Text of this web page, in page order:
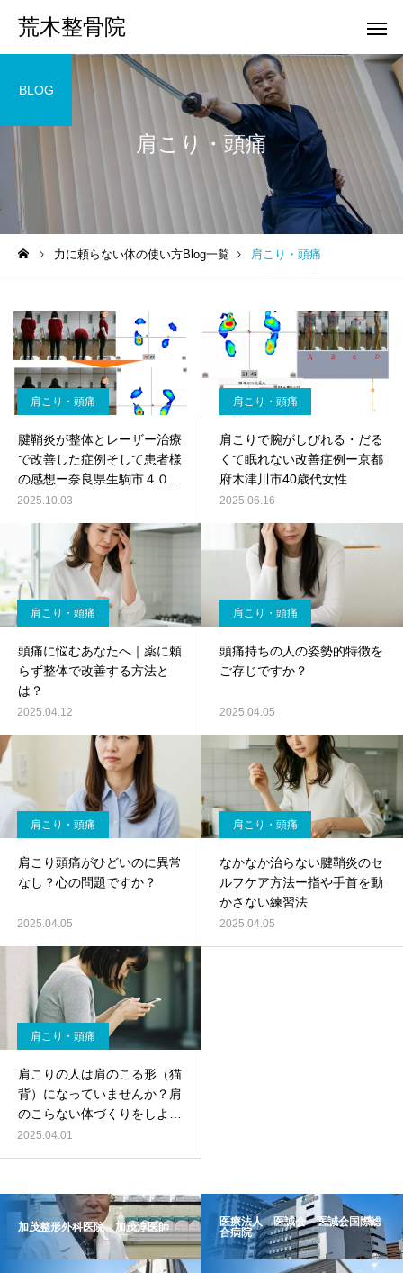
荒木整骨院
肩こり・頭痛
BLOG
力に頼らない体の使い方Blog一覧 肩こり・頭痛
肩こり・頭痛
腱鞘炎が整体とレーザー治療
で改善した症例そして患者様
の感想ー奈良県生駒市４０歳
代女性
2025.10.03
肩こり・頭痛
肩こりで腕がしびれる・だる
くて眠れない改善症例ー京都
府木津川市40歳代女性
2025.06.16
肩こり・頭痛
頭痛に悩むあなたへ｜薬に頼
らず整体で改善する方法と
は？
2025.04.12
肩こり・頭痛
頭痛持ちの人の姿勢的特徴を
ご存じですか？
2025.04.05
肩こり・頭痛
肩こり頭痛がひどいのに異常
なし？心の問題ですか？
2025.04.05
肩こり・頭痛
なかなか治らない腱鞘炎のセ
ルフケア方法ー指や手首を動
かさない練習法
2025.04.05
肩こり・頭痛
肩こりの人は肩のこる形（猫
背）になっていませんか？肩
のこらない体づくりをしよ
う！
2025.04.01
加茂整形外科医院 加茂淳医師
医療法人 医誠会 医誠会国際総
合病院